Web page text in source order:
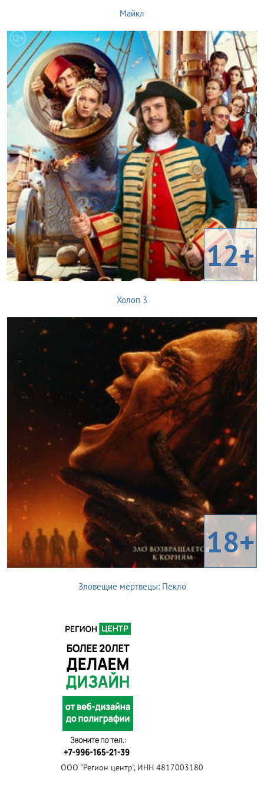
Майкл
12+
Холоп 3
18+
Зловещие мертвецы: Пекло
ООО "Регион центр", ИНН 4817003180